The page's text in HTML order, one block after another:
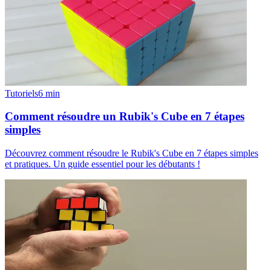
Tutoriels6 min
Comment résoudre un Rubik's Cube en 7 étapes
simples
Découvrez comment résoudre le Rubik's Cube en 7 étapes simples
et pratiques. Un guide essentiel pour les débutants !